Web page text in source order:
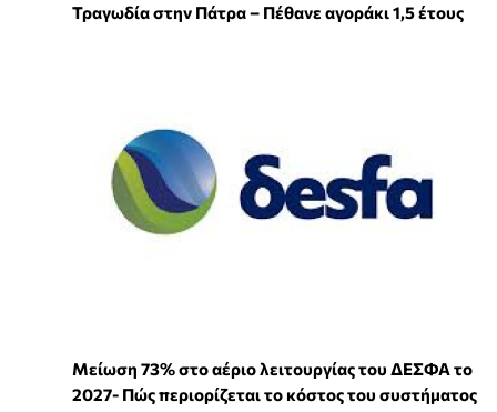
Τραγωδία στην Πάτρα – Πέθανε αγοράκι 1,5 έτους
Μείωση 73% στο αέριο λειτουργίας του ΔΕΣΦΑ το
2027- Πώς περιορίζεται το κόστος του συστήματος